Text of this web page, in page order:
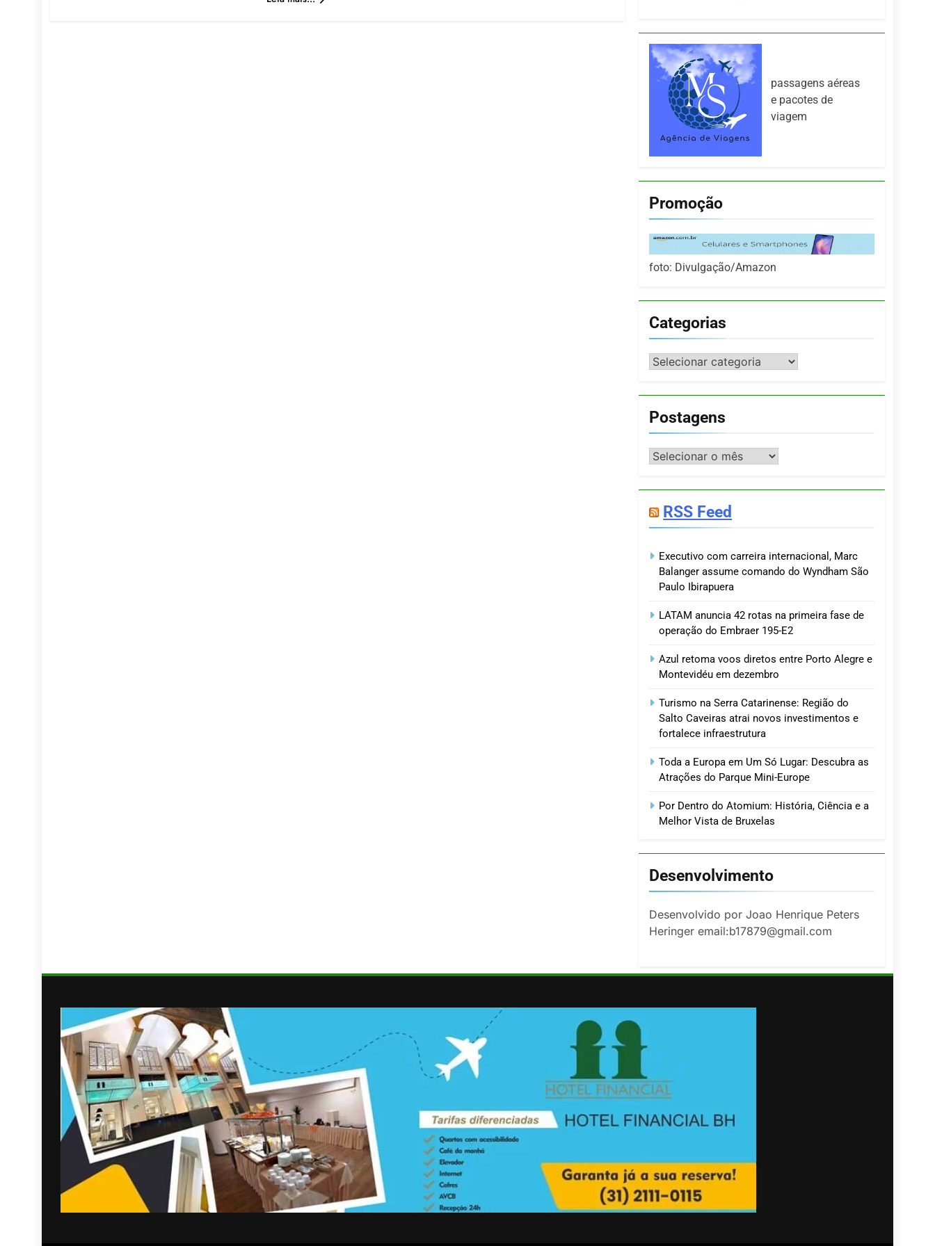
passagens aéreas
e pacotes de
viagem
Promoção
foto: Divulgação/Amazon
Categorias
Categorias
Postagens
Postagens
RSS Feed
Executivo com carreira internacional, Marc
Balanger assume comando do Wyndham São
Paulo Ibirapuera
LATAM anuncia 42 rotas na primeira fase de
operação do Embraer 195-E2
Azul retoma voos diretos entre Porto Alegre e
Montevidéu em dezembro
Turismo na Serra Catarinense: Região do
Salto Caveiras atrai novos investimentos e
fortalece infraestrutura
Toda a Europa em Um Só Lugar: Descubra as
Atrações do Parque Mini-Europe
Por Dentro do Atomium: História, Ciência e a
Melhor Vista de Bruxelas
Desenvolvimento
Desenvolvido por Joao Henrique Peters
Heringer email:b17879@gmail.com